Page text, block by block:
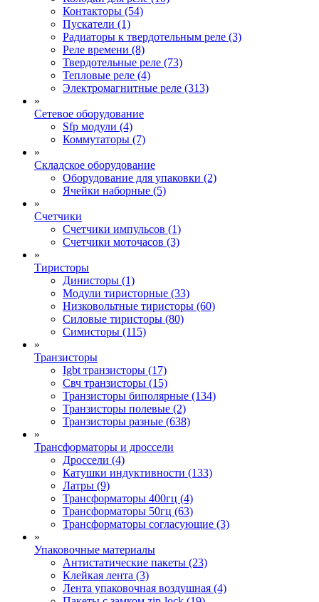
Контакторы (54)
Пускатели (1)
Радиаторы к твердотельным реле (3)
Реле времени (8)
Твердотельные реле (73)
Тепловые реле (4)
Электромагнитные реле (313)
»
Сетевое оборудование
Sfp модули (4)
Коммутаторы (7)
»
Складское оборудование
Оборудование для упаковки (2)
Ячейки наборные (5)
»
Счетчики
Счетчики импульсов (1)
Счетчики моточасов (3)
»
Тиристоры
Динисторы (1)
Модули тиристорные (33)
Низковольтные тиристоры (60)
Силовые тиристоры (80)
Симисторы (115)
»
Транзисторы
Igbt транзисторы (17)
Свч транзисторы (15)
Транзисторы биполярные (134)
Транзисторы полевые (2)
Транзисторы разные (638)
»
Трансформаторы и дроссели
Дроссели (4)
Катушки индуктивности (133)
Латры (9)
Трансформаторы 400гц (4)
Трансформаторы 50гц (63)
Трансформаторы согласующие (3)
»
Упаковочные материалы
Антистатические пакеты (23)
Клейкая лента (3)
Лента упаковочная воздушная (4)